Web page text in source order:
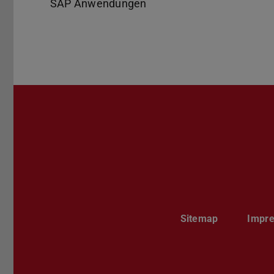
SAP Anwendungen
Sitemap